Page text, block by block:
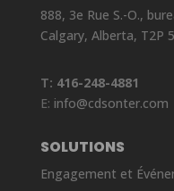
888, 3e Rue S.-O.,
Calgary, Alberta, T2P
T: 416-248-4881
E: info@cdsonter.com
SOLUTIONS
Engagement et